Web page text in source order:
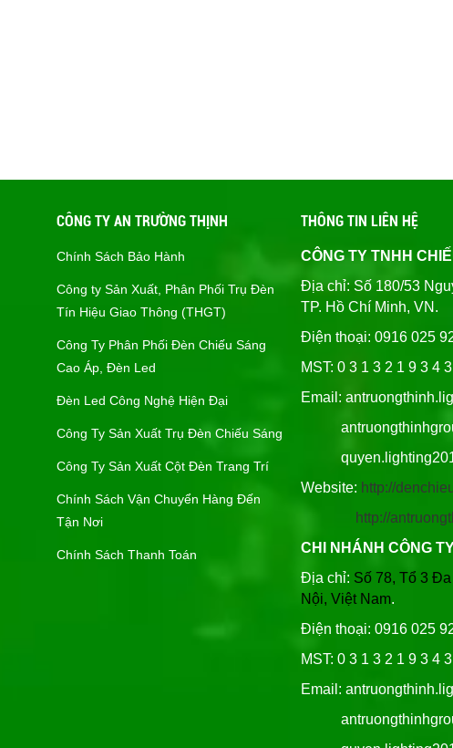
CÔNG TY AN TRƯỜNG THỊNH
Chính Sách Bảo Hành
Công ty Sản Xuất, Phân Phối Trụ Đèn
Tín Hiệu Giao Thông (THGT)
Công Ty Phân Phối Đèn Chiếu Sáng
Cao Áp, Đèn Led
Đèn Led Công Nghệ Hiện Đại
Công Ty Sản Xuất Trụ Đèn Chiếu Sáng
Công Ty Sản Xuất Cột Đèn Trang Trí
Chính Sách Vận Chuyển Hàng Đến
Tận Nơi
Chính Sách Thanh Toán
THÔNG TIN LIÊN HỆ
CÔNG TY TNHH
Địa chỉ: Số 180/53
TP. Hồ Chí Minh, VN.
Điện thoại: 0916 025
MST: 0 3 1 3 2 1 9 3 4
Email:
Website: http://
http://
CHI NHÁNH CÔNG
Địa chỉ: Số 78, Tổ 3
Nội, Việt Nam.
Điện thoại: 0916 025
MST: 0 3 1 3 2 1 9 3 4
Email: